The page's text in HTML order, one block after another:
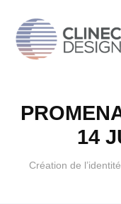
14
Création de